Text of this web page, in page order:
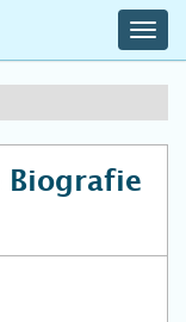
Biografie